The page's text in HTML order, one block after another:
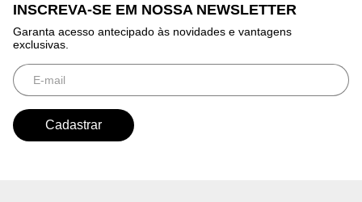
INSCREVA-SE EM NOSSA NEWSLETTER
Garanta acesso antecipado às novidades e vantagens
exclusivas.